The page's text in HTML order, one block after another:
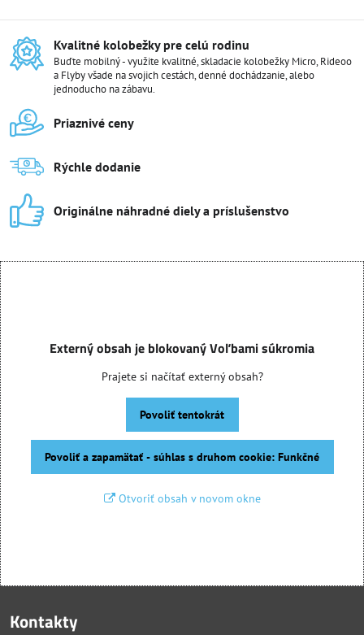
Kvalitné kolobežky pre celú rodinu
Buďte mobilný - využite kvalitné, skladacie kolobežky Micro, Rideoo
a Flyby všade na svojich cestách, denné dochádzanie, alebo
jednoducho na zábavu.
Priaznivé ceny
Rýchle dodanie
Originálne náhradné diely a príslušenstvo
Externý obsah je blokovaný Voľbami súkromia
Prajete si načítať externý obsah?
Povoliť tentokrát
Povoliť a zapamätať - súhlas s druhom cookie: Funkčné
Otvoriť obsah v novom okne
Kontakty